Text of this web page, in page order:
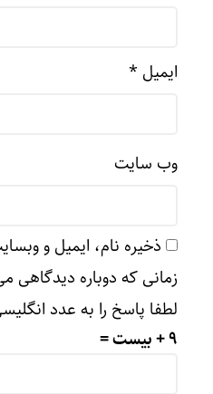
ایمیل *
وب‌ سایت
ذخیره نام، ایمیل و
زمانی که دوباره دیدگاهی
لطفا پاسخ را به عدد
9 + بیست =